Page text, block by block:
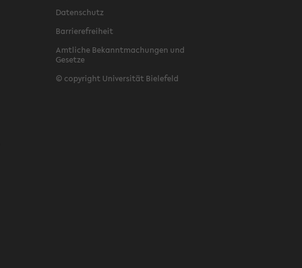
Datenschutz
Barrierefreiheit
Amtliche Bekanntmachungen und
Gesetze
© copyright Universität Bielefeld